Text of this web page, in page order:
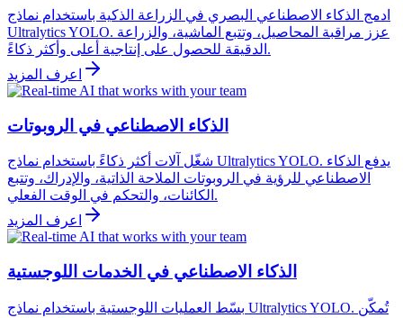
ادمج الذكاء الاصطناعي البصري في الزراعة الذكية باستخدام نماذج
Ultralytics YOLO. عزز مراقبة المحاصيل، وتتبع الماشية، والزراعة
الدقيقة للحصول على إنتاجية أعلى وأكثر ذكاءً.
اعرف المزيد
الذكاء الاصطناعي في الروبوتات
شغّل آلات أكثر ذكاءً باستخدام نماذج Ultralytics YOLO. يدفع الذكاء
الاصطناعي للرؤية في الروبوتات الملاحة الذاتية، والإدراك، وتتبع
الكائنات، والتحكم في الوقت الفعلي.
اعرف المزيد
الذكاء الاصطناعي في الخدمات اللوجستية
بسّط العمليات اللوجستية باستخدام نماذج Ultralytics YOLO. تُمكّن